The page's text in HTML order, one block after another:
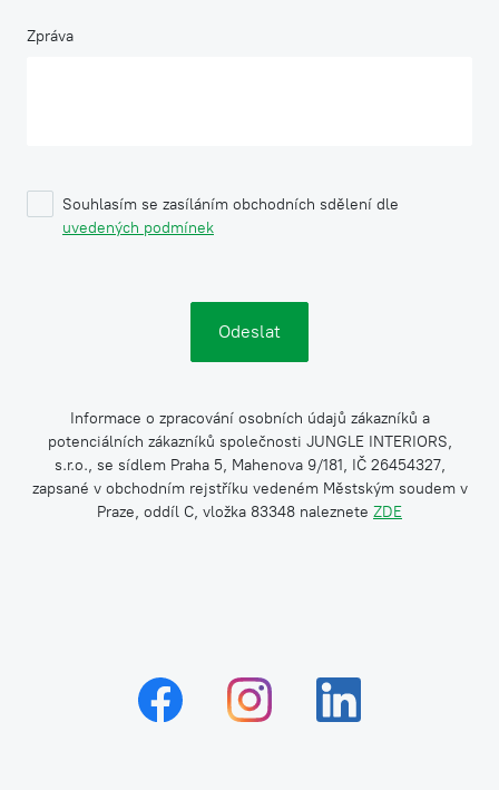
Zpráva
Souhlasím se zasíláním obchodních sdělení dle
uvedených podmínek
Informace o zpracování osobních údajů zákazníků a
potenciálních zákazníků společnosti JUNGLE INTERIORS,
s.r.o., se sídlem Praha 5, Mahenova 9/181, IČ 26454327,
zapsané v obchodním rejstříku vedeném Městským soudem v
Praze, oddíl C, vložka 83348 naleznete ZDE